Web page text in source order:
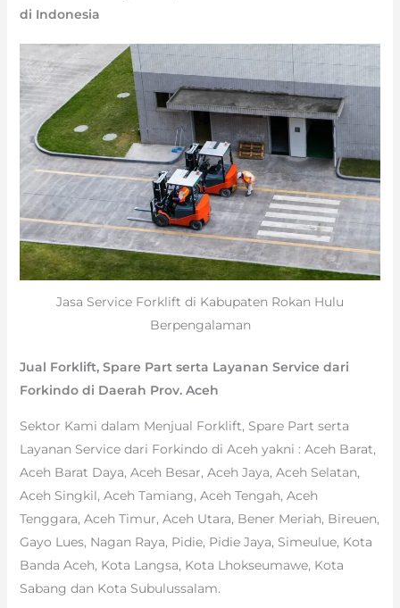
di Indonesia
Jasa Service Forklift di Kabupaten Rokan Hulu
Berpengalaman
Jual Forklift, Spare Part serta Layanan Service dari
Forkindo di Daerah Prov. Aceh
Sektor Kami dalam Menjual Forklift, Spare Part serta
Layanan Service dari Forkindo di Aceh yakni : Aceh Barat,
Aceh Barat Daya, Aceh Besar, Aceh Jaya, Aceh Selatan,
Aceh Singkil, Aceh Tamiang, Aceh Tengah, Aceh
Tenggara, Aceh Timur, Aceh Utara, Bener Meriah, Bireuen,
Gayo Lues, Nagan Raya, Pidie, Pidie Jaya, Simeulue, Kota
Banda Aceh, Kota Langsa, Kota Lhokseumawe, Kota
Sabang dan Kota Subulussalam.